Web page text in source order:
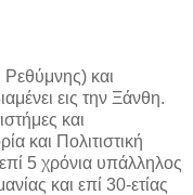
και
εις την Ξάνθη.
και
και Πολιτιστική
5 χρόνια υπάλληλος
και επί 30-ετίας